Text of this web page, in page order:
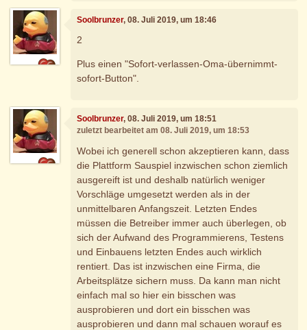
Soolbrunzer, 08. Juli 2019, um 18:46
2
Plus einen "Sofort-verlassen-Oma-übernimmt-
sofort-Button".
Soolbrunzer, 08. Juli 2019, um 18:51
zuletzt bearbeitet am 08. Juli 2019, um 18:53
Wobei ich generell schon akzeptieren kann, dass
die Plattform Sauspiel inzwischen schon ziemlich
ausgereift ist und deshalb natürlich weniger
Vorschläge umgesetzt werden als in der
unmittelbaren Anfangszeit. Letzten Endes
müssen die Betreiber immer auch überlegen, ob
sich der Aufwand des Programmierens, Testens
und Einbauens letzten Endes auch wirklich
rentiert. Das ist inzwischen eine Firma, die
Arbeitsplätze sichern muss. Da kann man nicht
einfach mal so hier ein bisschen was
ausprobieren und dort ein bisschen was
ausprobieren und dann mal schauen worauf es